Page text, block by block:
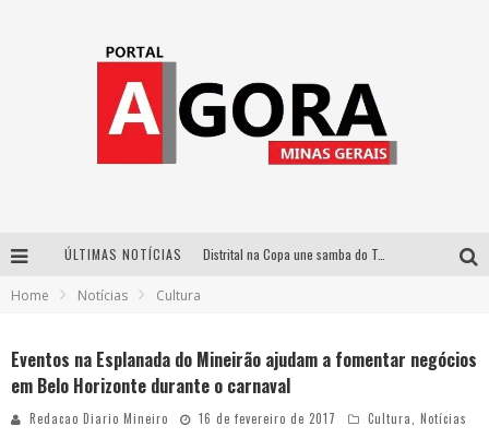
ÚLTIMAS NOTÍCIAS Distrital na Copa une samba do Trem dos Onze, acervo do Museu do Mineirão e transmissão em 4K para duelo contra o Haiti
Home Notícias Cultura
Eventos na Esplanada do Mineirão ajudam a fomentar negócios
em Belo Horizonte durante o carnaval
Redacao Diario Mineiro 16 de fevereiro de 2017 Cultura Notícias